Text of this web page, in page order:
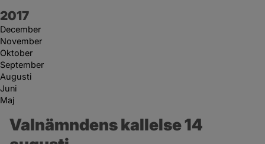
År:
2017
December
November
Oktober
September
Augusti
Juni
Maj
Valnämndens kallelse 14